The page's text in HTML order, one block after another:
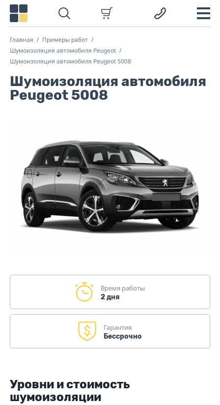
Главная
Примеры работ
Шумоизоляция автомобиля Peugeot
Шумоизоляция автомобиля Peugeot 5008
Шумоизоляция автомобиля
Peugeot 5008
Время работы
2 дня
Гарантия
Бессрочно
Уровни и стоимость
шумоизоляции